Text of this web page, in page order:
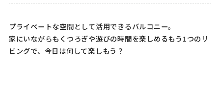
プライベートな空間として活用できるバルコニー。
家にいながらもくつろぎや遊びの時間を楽しめるもう1つのリ
ビングで、今日は何して楽しもう？